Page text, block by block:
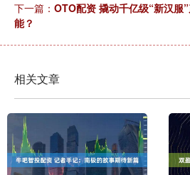
下一篇： OTO配资 撬动千亿级“新汉服
能？
相关文章